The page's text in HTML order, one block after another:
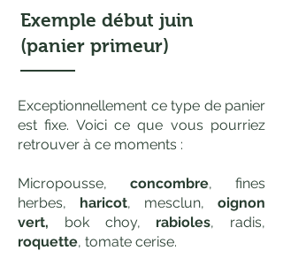
Exemple début juin
(panier primeur)
Exceptionnellement ce type de panier
est fixe. Voici ce que vous pourriez
retrouver à ce moments :
Micropousse, concombre, fines
herbes, haricot, mesclun, oignon
vert, bok choy, rabioles,
radis,
roquette, tomate cerise.